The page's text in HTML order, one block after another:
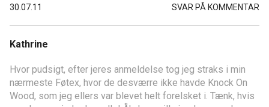
30.07.11 SVAR PÅ KOMMENTAR
Kathrine
Hvor pudsigt, efter jeres anmeldelse tog jeg straks i min
nærmeste Føtex, hvor de desværre ikke havde Knock On
Wood, som jeg ellers var blevet helt forelsket i. Tænk, hvis